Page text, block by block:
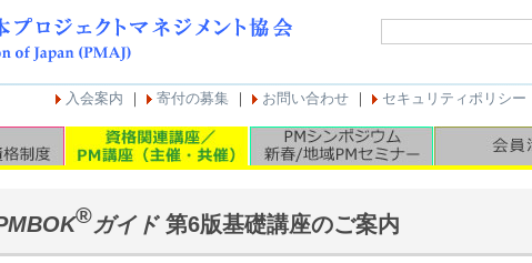
入会案内 ｜ 寄付の募集 ｜ お問い合わせ ｜ セキュリティポリシー
®ガイド第6版基礎講座のご案内